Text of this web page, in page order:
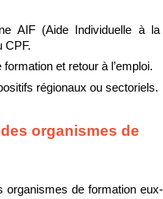
AIF (Aide Individuelle à la
CPF.
et retour à l’emploi.
régionaux ou sectoriels.
organismes de
organismes de formation eux-